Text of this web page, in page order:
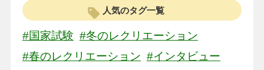
人気のタグ一覧
#国家試験 #冬のレクリエーション
#春のレクリエーション #インタビュー